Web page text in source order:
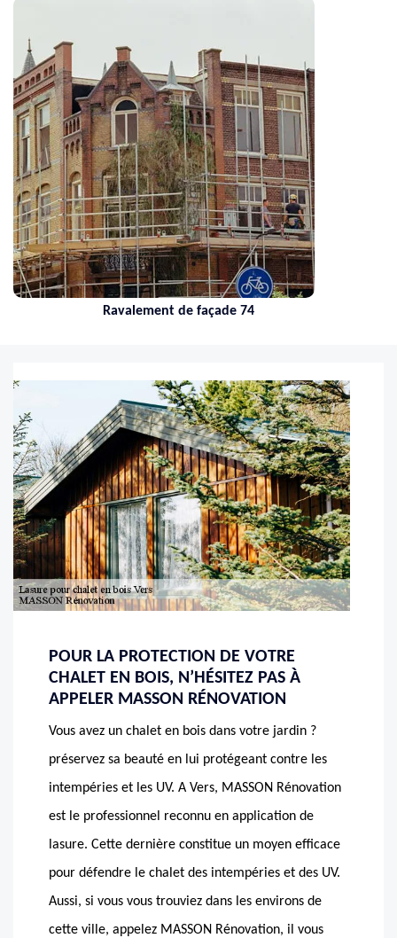
Ravalement de façade 74
POUR LA PROTECTION DE VOTRE
CHALET EN BOIS, N’HÉSITEZ PAS À
APPELER MASSON RÉNOVATION
Vous avez un chalet en bois dans votre jardin ?
préservez sa beauté en lui protégeant contre les
intempéries et les UV. A Vers, MASSON Rénovation
est le professionnel reconnu en application de
lasure. Cette dernière constitue un moyen efficace
pour défendre le chalet des intempéries et des UV.
Aussi, si vous vous trouviez dans les environs de
cette ville, appelez MASSON Rénovation, il vous